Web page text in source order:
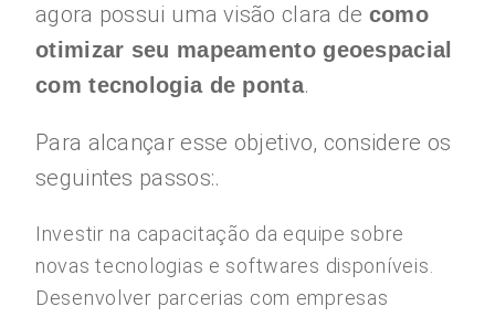
agora possui uma visão clara de como
otimizar seu mapeamento geoespacial
com tecnologia de ponta.
Para alcançar esse objetivo, considere os
seguintes passos:.
Investir na capacitação da equipe sobre
novas tecnologias e softwares disponíveis.
Desenvolver parcerias com empresas